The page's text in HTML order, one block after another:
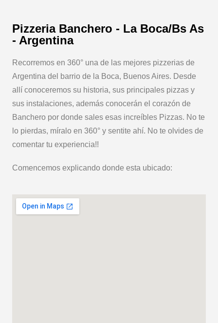
Pizzeria Banchero - La Boca/Bs As
- Argentina
Recorremos en 360° una de las mejores pizzerias de
Argentina del barrio de la Boca, Buenos Aires. Desde
allí conoceremos su historia, sus principales pizzas y
sus instalaciones, además conocerán el corazón de
Banchero por donde sales esas increíbles Pizzas. No te
lo pierdas, míralo en 360° y sentite ahí. No te olvides de
comentar tu experiencia!!
Comencemos explicando donde esta ubicado: